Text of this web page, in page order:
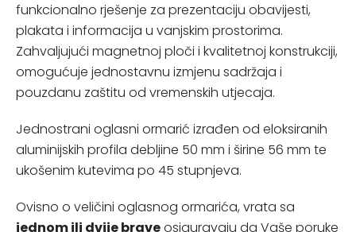
funkcionalno rješenje za prezentaciju obavijesti,
plakata i informacija u vanjskim prostorima.
Zahvaljujući magnetnoj ploči i kvalitetnoj konstrukciji,
omogućuje jednostavnu izmjenu sadržaja i
pouzdanu zaštitu od vremenskih utjecaja.
Jednostrani oglasni ormarić izrađen od eloksiranih
aluminijskih profila debljine 50 mm i širine 56 mm te
ukošenim kutevima po 45 stupnjeva.
Ovisno o veličini oglasnog ormarića, vrata sa
jednom ili dvije braveosiguravaju da Vaše poruke